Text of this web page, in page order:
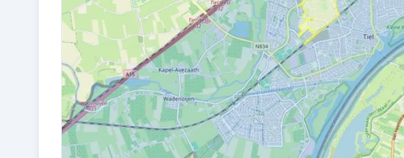
Kadastraal en VvE
EIGENDOMSSITUATIE
Volle eigendom